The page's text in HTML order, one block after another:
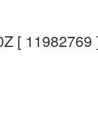
[ 11982769